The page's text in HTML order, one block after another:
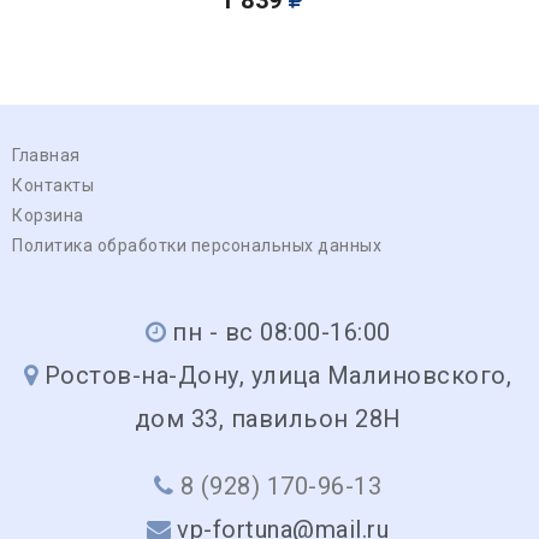
Главная
Контакты
Корзина
Политика обработки персональных данных
пн - вс 08:00-16:00
Ростов-на-Дону, улица Малиновского,
дом 33, павильон 28Н
8 (928) 170-96-13
vp-fortuna@mail.ru